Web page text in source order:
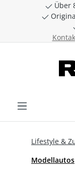
Zum Hauptinhalt
Über
Lifestyle &
Modellautos